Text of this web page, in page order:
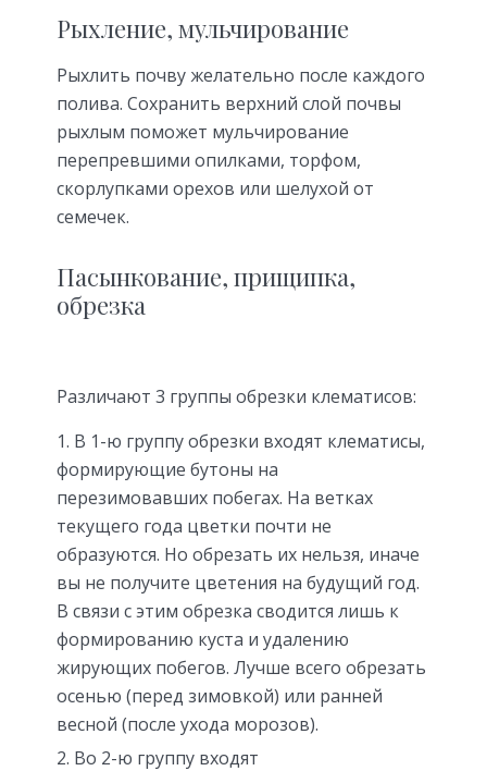
Рыхление, мульчирование
Рыхлить почву желательно после каждого
полива. Сохранить верхний слой почвы
рыхлым поможет мульчирование
перепревшими опилками, торфом,
скорлупками орехов или шелухой от
семечек.
Пасынкование, прищипка,
обрезка
Различают 3 группы обрезки клематисов:
В 1-ю группу обрезки входят клематисы,
формирующие бутоны на
перезимовавших побегах. На ветках
текущего года цветки почти не
образуются. Но обрезать их нельзя, иначе
вы не получите цветения на будущий год.
В связи с этим обрезка сводится лишь к
формированию куста и удалению
жирующих побегов. Лучше всего обрезать
осенью (перед зимовкой) или ранней
весной (после ухода морозов).
Во 2-ю группу входят